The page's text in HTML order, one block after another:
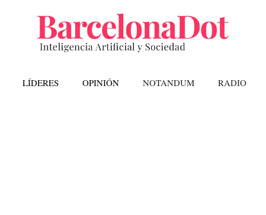
LÍDERES OPINIÓN NOTANDUM RADIO